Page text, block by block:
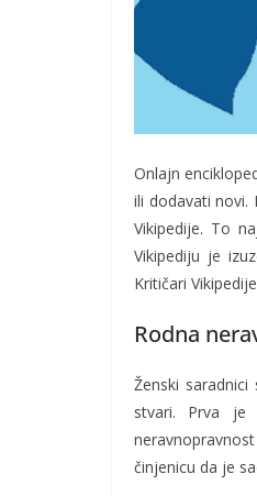
Onlajn
ili dodavati novi.
Vikipedije. To
Vikipediju je
Kritičari
Rodna
Ženski
stvari. Prva je
činjenicu da je